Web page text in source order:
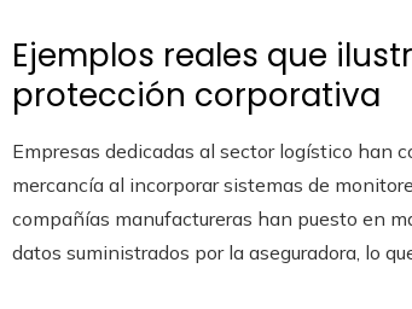
Ejemplos reales que
protección corporativa
Empresas dedicadas al sector logístico han
mercancía al incorporar sistemas de
compañías manufactureras han puesto en
datos suministrados por la aseguradora, lo